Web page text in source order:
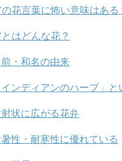
花言葉に怖い意味はある
はどんな花？
・和名の由来
インディアンのハーブ」と
射状に広がる花弁
性・耐寒性に優れている